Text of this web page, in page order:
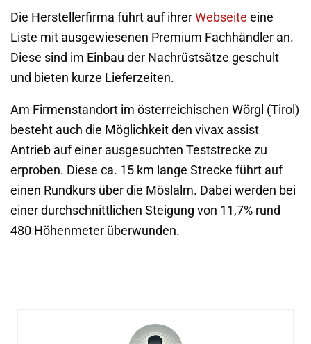
Die Herstellerfirma führt auf ihrer Webseite eine
Liste mit ausgewiesenen Premium Fachhändler an.
Diese sind im Einbau der Nachrüstsätze geschult
und bieten kurze Lieferzeiten.
Am Firmenstandort im österreichischen Wörgl (Tirol)
besteht auch die Möglichkeit den vivax assist
Antrieb auf einer ausgesuchten Teststrecke zu
erproben. Diese ca. 15 km lange Strecke führt auf
einen Rundkurs über die Möslalm. Dabei werden bei
einer durchschnittlichen Steigung von 11,7% rund
480 Höhenmeter überwunden.